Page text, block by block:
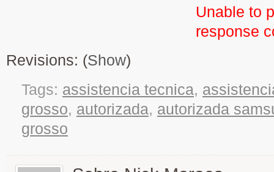
Unable to
response
Revisions: (Show)
Tags: assistencia tecnica,
grosso, autorizada, autorizada
grosso